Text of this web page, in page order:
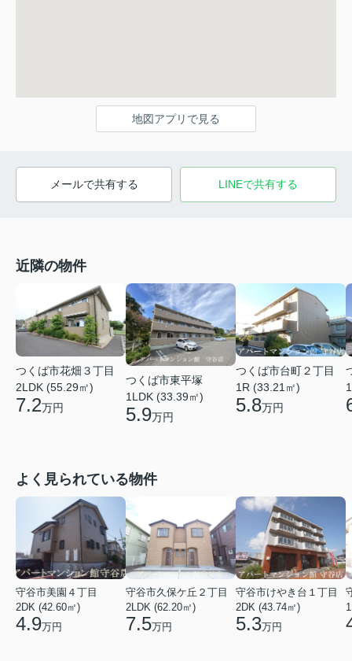
地図アプリで見る
メールで共有する LINEで共有する
近隣の物件
つくば市花畑３丁目
2LDK (55.29㎡)
7.2万円
つくば市東平塚
1LDK (33.39㎡)
5.9万円
つくば市台町２丁目
1R (33.21㎡)
5.8万円
よく見られている物件
守谷市美園４丁目
2DK (42.60㎡)
4.9万円
守谷市久保ケ丘２丁目
2LDK (62.20㎡)
7.5万円
守谷市けやき台１丁目
2DK (43.74㎡)
5.3万円